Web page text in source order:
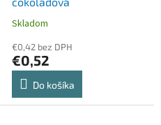
Skladom
€0,42 bez DPH
€0,52
Do košíka